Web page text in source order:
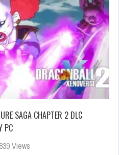
SAGA CHAPTER 2 DLC
PC
Views